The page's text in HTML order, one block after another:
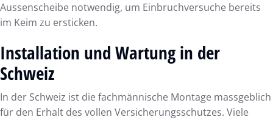
Aussenscheibe notwendig, um Einbruchversuche bereits
im Keim zu ersticken.
Installation und Wartung in der
Schweiz
In der Schweiz ist die fachmännische Montage massgeblich
für den Erhalt des vollen Versicherungsschutzes. Viele